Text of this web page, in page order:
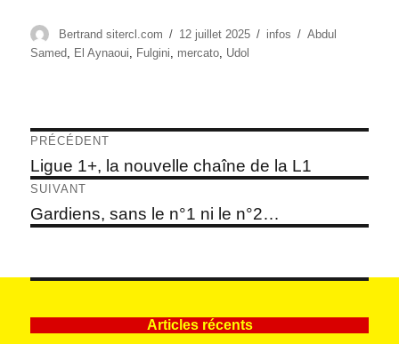
Auteur
Bertrand sitercl.com
Publié
le
12 juillet 2025 Catégories
infos Étiquettes
Abdul
Samed, El Aynaoui, Fulgini, mercato, Udol
Navigation
de
l’article
PRÉCÉDENT
Article
précédent :
Ligue 1+, la nouvelle chaîne de la L1
SUIVANT
Article
suivant :
Gardiens, sans le n°1 ni le n°2…
Articles récents